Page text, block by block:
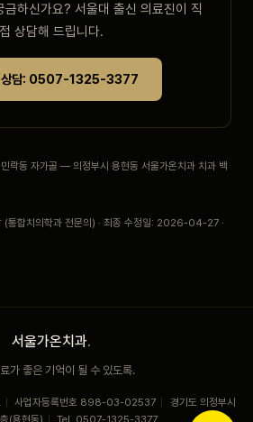
금하신가요? 서울대 출신 의료진이 직
접 상담해 드립니다.
상담: 0507-1325-3377
민락동 자가골 — 의정부시 용현동 서울가온치과 치과 백
(통합치의학과 전문의) · 최종 수정일: 2026-04-27 ·
서울가온치과.
가 좋은 기억이 될 수 있도록.
| 사업자등록번호 898-03-02537 |
경기도 의정부시
(용현동) | Tel. 0507-1325-3377